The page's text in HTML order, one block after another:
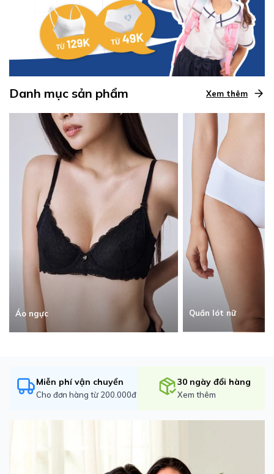
Danh mục sản phẩm Xem thêm
Áo ngực Quần lót nữ
Miễn phí vận chuyển
Cho đơn hàng từ 200.000đ
30 ngày đổi hàng
Xem thêm